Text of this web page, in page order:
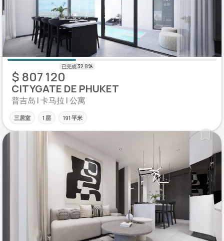
$ 807 120
CITYGATE DE PHUKET
普吉岛 | 卡马拉 | 公寓
三居室 1 层 191 平米